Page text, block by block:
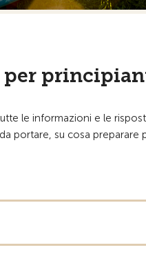
le informazioni e le
portare, su cosa preparare